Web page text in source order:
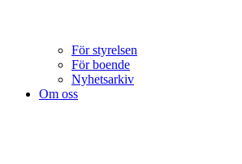
För styrelsen
För boende
Nyhetsarkiv
Om oss